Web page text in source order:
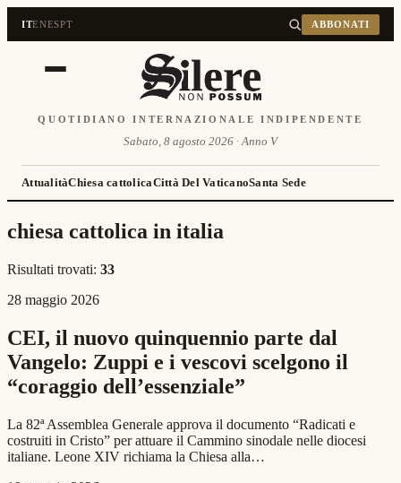
ITENESPT ABBONATI
QUOTIDIANO INTERNAZIONALE INDIPENDENTE
Sabato, 8 agosto 2026 · Anno V
AttualitàChiesa cattolicaCittà Del VaticanoSanta Sede
chiesa cattolica in italia
Risultati trovati: 33
28 maggio 2026
CEI, il nuovo quinquennio parte dal
Vangelo: Zuppi e i vescovi scelgono il
“coraggio dell’essenziale”
La 82ª Assemblea Generale approva il documento “Radicati e
costruiti in Cristo” per attuare il Cammino sinodale nelle diocesi
italiane. Leone XIV richiama la Chiesa alla…